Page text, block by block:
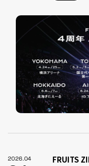
2026.04 FRUITS